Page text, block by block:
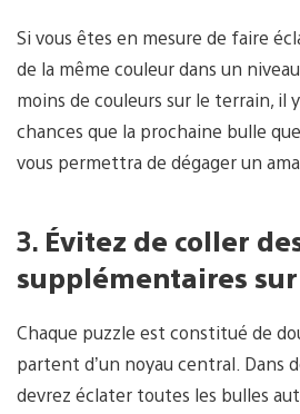
Si vous êtes en mesure de faire
de la même couleur dans un
moins de couleurs sur le terrain, il
chances que la prochaine bulle
vous permettra de dégager un
3. Évitez de coller
supplémentaires
Chaque puzzle est constitué de
partent d’un noyau central. Dans
devrez éclater toutes les bulles